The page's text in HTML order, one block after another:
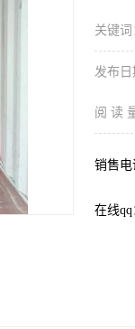
关键词
发布日
阅 读
销售电
在线qq